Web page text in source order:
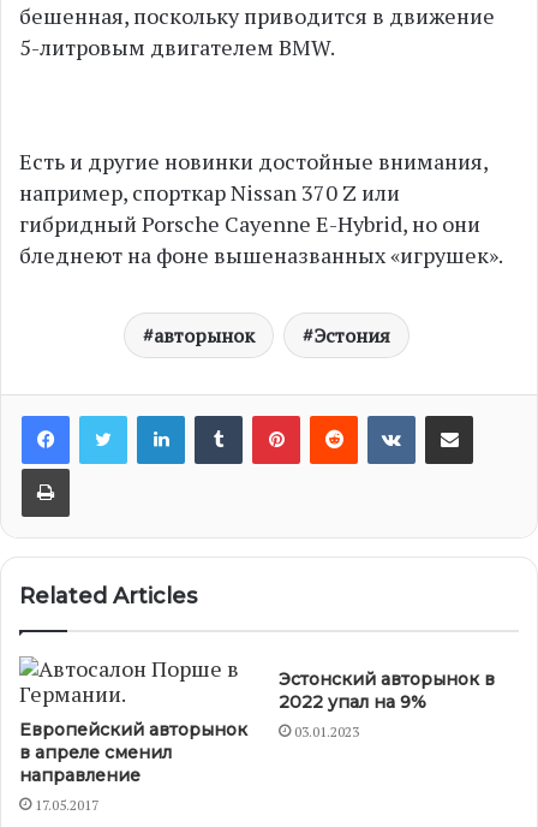
бешенная, поскольку приводится в движение
5-литровым двигателем BMW.
Есть и другие новинки достойные внимания,
например, спорткар Nissan 370 Z или
гибридный Porsche Cayenne E-Hybrid, но они
бледнеют на фоне вышеназванных «игрушек».
авторынок Эстония
LinkedInTumblrPinterest
RedditVKontakte
Share via Email
Print
Related Articles
Европейский авторынок
в апреле сменил
направление
17.05.2017
Эстонский авторынок в
2022 упал на 9%
03.01.2023